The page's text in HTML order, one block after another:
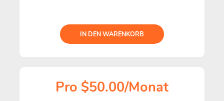
IN DEN WARENKORB
Pro $50.00/Monat